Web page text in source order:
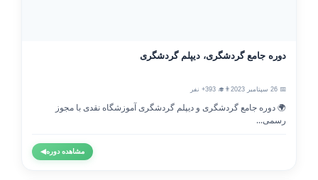
دوره جامع گردشگری، دیپلم گردشگری
📅 26 سپتامبر 2023 👨‍🎓 393+ نفر
🌍 دوره جامع گردشگری و دیپلم گردشگری آموزشگاه نقدی با مجوز
رسمی...
مشاهده دوره◀